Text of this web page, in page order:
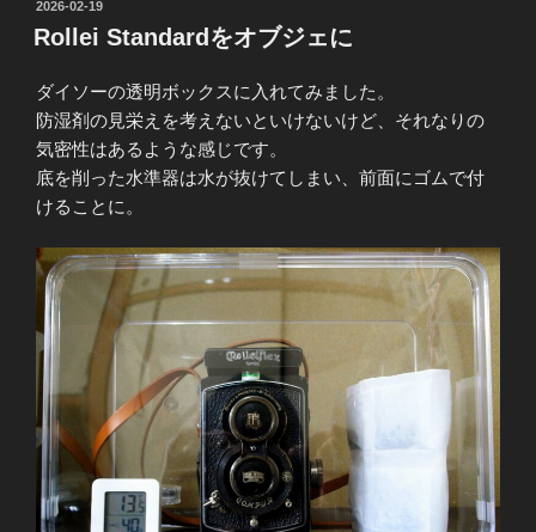
投
稿
日:
2026-02-19
Rollei Standardをオブジェに
ダイソーの透明ボックスに入れてみました。
防湿剤の見栄えを考えないといけないけど、それなりの
気密性はあるような感じです。
底を削った水準器は水が抜けてしまい、前面にゴムで付
けることに。